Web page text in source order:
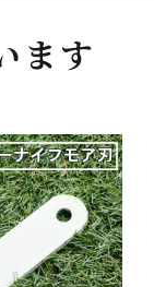
ます